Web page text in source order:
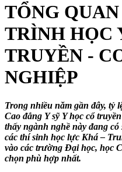
TỔNG
TRÌNH HỌC
TRUYỀN -
NGHIỆP
Trong nhiều năm gần đây, tỷ
Cao đẳng Y sỹ Y học cổ
thấy ngành nghề này đang
các thí sinh học lực Khá –
vào các trường Đại học, học
chọn phù hợp nhất.